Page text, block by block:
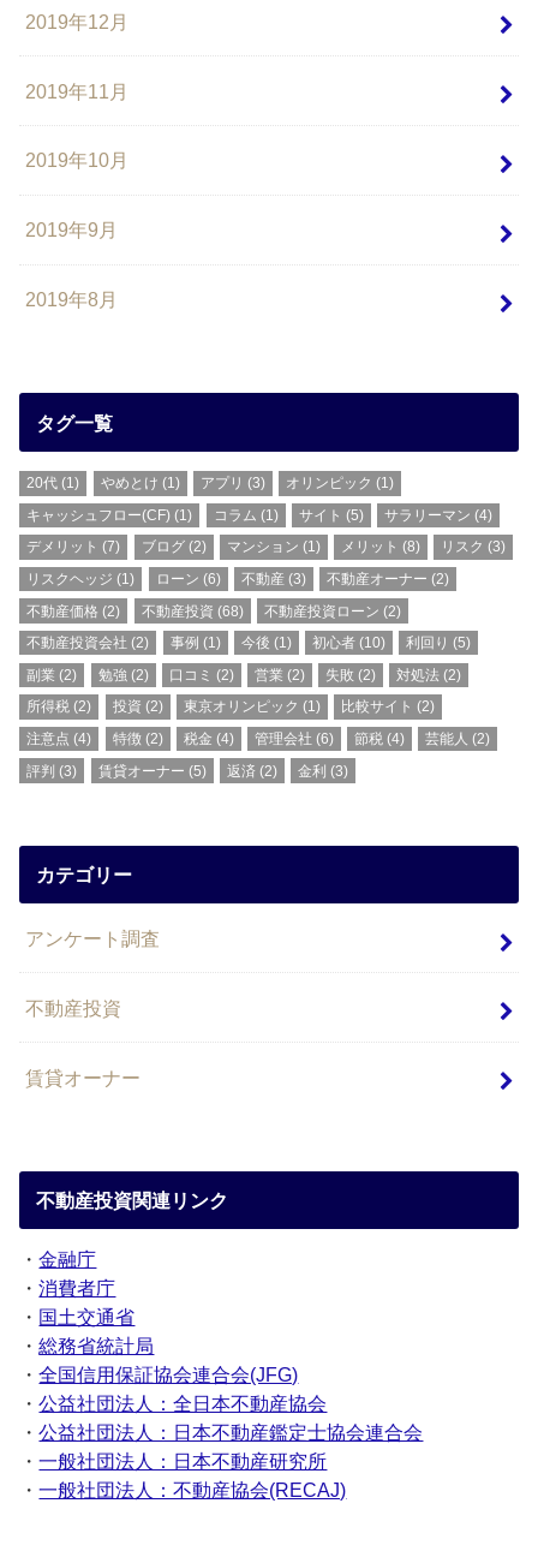
2019年12月
2019年11月
2019年10月
2019年9月
2019年8月
タグ一覧
20代 (1) やめとけ (1) アプリ (3) オリンピック (1)
キャッシュフロー(CF) (1) コラム (1) サイト (5) サラリーマン (4)
デメリット (7) ブログ(2) マンション (1) メリット (8) リスク (3)
リスクヘッジ (1) ローン (6) 不動産(3) 不動産オーナー (2)
不動産価格 (2) 不動産投資 (68) 不動産投資ローン (2)
不動産投資会社 (2) 事例 (1) 今後 (1) 初心者 (10) 利回り (5)
副業 (2) 勉強 (2) 口コミ (2) 営業 (2) 失敗 (2) 対処法 (2)
所得税 (2) 投資 (2) 東京オリンピック (1) 比較サイト (2)
注意点 (4) 特徴(2) 税金 (4) 管理会社 (6) 節税 (4) 芸能人 (2)
評判 (3) 賃貸オーナー (5) 返済 (2) 金利 (3)
カテゴリー
アンケート調査
不動産投資
賃貸オーナー
不動産投資関連リンク
・金融庁
・消費者庁
・ 国土交通省
・総務省統計局
・全国信用保証協会連合会(JFG)
・公益社団法人：全日本不動産協会
・公益社団法人：日本不動産鑑定士協会連合会
・一般社団法人：日本不動産研究所
・一般社団法人：不動産協会(RECAJ)